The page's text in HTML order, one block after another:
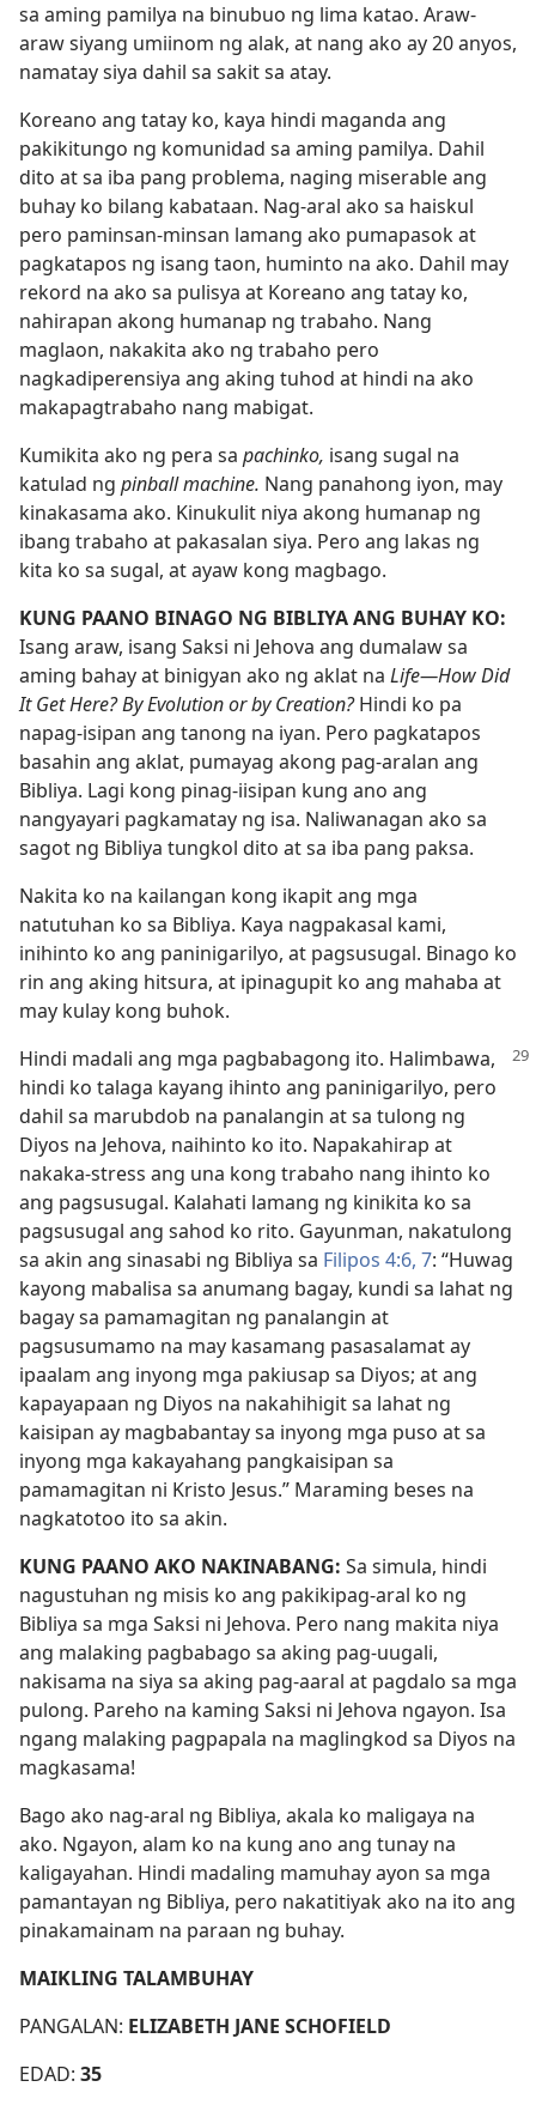
sa aming pamilya na binubuo ng lima katao. Araw-
araw siyang umiinom ng alak, at nang ako ay 20 anyos,
namatay siya dahil sa sakit sa atay.
Koreano ang tatay ko, kaya hindi maganda ang
pakikitungo ng komunidad sa aming pamilya. Dahil
dito at sa iba pang problema, naging miserable ang
buhay ko bilang kabataan. Nag-aral ako sa haiskul
pero paminsan-minsan lamang ako pumapasok at
pagkatapos ng isang taon, huminto na ako. Dahil may
rekord na ako sa pulisya at Koreano ang tatay ko,
nahirapan akong humanap ng trabaho. Nang
maglaon, nakakita ako ng trabaho pero
nagkadiperensiya ang aking tuhod at hindi na ako
makapagtrabaho nang mabigat.
Kumikita ako ng pera sa pachinko, isang sugal na
katulad ng pinball machine. Nang panahong iyon, may
kinakasama ako. Kinukulit niya akong humanap ng
ibang trabaho at pakasalan siya. Pero ang lakas ng
kita ko sa sugal, at ayaw kong magbago.
KUNG PAANO BINAGO NG BIBLIYA ANG BUHAY KO:
Isang araw, isang Saksi ni Jehova ang dumalaw sa
aming bahay at binigyan ako ng aklat na Life​—How Did
It Get Here? By Evolution or by Creation?Hindi ko pa
napag-isipan ang tanong na iyan. Pero pagkatapos
basahin ang aklat, pumayag akong pag-aralan ang
Bibliya. Lagi kong pinag-iisipan kung ano ang
nangyayari pagkamatay ng isa. Naliwanagan ako sa
sagot ng Bibliya tungkol dito at sa iba pang paksa.
Nakita ko na kailangan kong ikapit ang mga
natutuhan ko sa Bibliya. Kaya nagpakasal kami,
inihinto ko ang paninigarilyo, at pagsusugal. Binago ko
rin ang aking hitsura, at ipinagupit ko ang mahaba at
may kulay kong buhok.
Hindi madali ang mga pagbabagong ito. Halimbawa,
hindi ko talaga kayang ihinto ang paninigarilyo, pero
dahil sa marubdob na panalangin at sa tulong ng
Diyos na Jehova, naihinto ko ito. Napakahirap at
nakaka-stress ang una kong trabaho nang ihinto ko
ang pagsusugal. Kalahati lamang ng kinikita ko sa
pagsusugal ang sahod ko rito. Gayunman, nakatulong
sa akin ang sinasabi ng Bibliya sa Filipos 4:6, 7: “Huwag
kayong mabalisa sa anumang bagay, kundi sa lahat ng
bagay sa pamamagitan ng panalangin at
pagsusumamo na may kasamang pasasalamat ay
ipaalam ang inyong mga pakiusap sa Diyos; at ang
kapayapaan ng Diyos na nakahihigit sa lahat ng
kaisipan ay magbabantay sa inyong mga puso at sa
inyong mga kakayahang pangkaisipan sa
pamamagitan ni Kristo Jesus.” Maraming beses na
nagkatotoo ito sa akin.
KUNG PAANO AKO NAKINABANG: Sa simula, hindi
nagustuhan ng misis ko ang pakikipag-aral ko ng
Bibliya sa mga Saksi ni Jehova. Pero nang makita niya
ang malaking pagbabago sa aking pag-uugali,
nakisama na siya sa aking pag-aaral at pagdalo sa mga
pulong. Pareho na kaming Saksi ni Jehova ngayon. Isa
ngang malaking pagpapala na maglingkod sa Diyos na
magkasama!
Bago ako nag-aral ng Bibliya, akala ko maligaya na
ako. Ngayon, alam ko na kung ano ang tunay na
kaligayahan. Hindi madaling mamuhay ayon sa mga
pamantayan ng Bibliya, pero nakatitiyak ako na ito ang
pinakamainam na paraan ng buhay.
MAIKLING TALAMBUHAY
PANGALAN: ELIZABETH JANE SCHOFIELD
EDAD: 35